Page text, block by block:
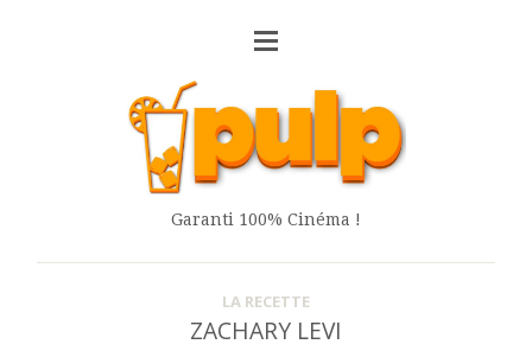
Garanti 100% Cinéma !
LA RECETTE
ZACHARY LEVI